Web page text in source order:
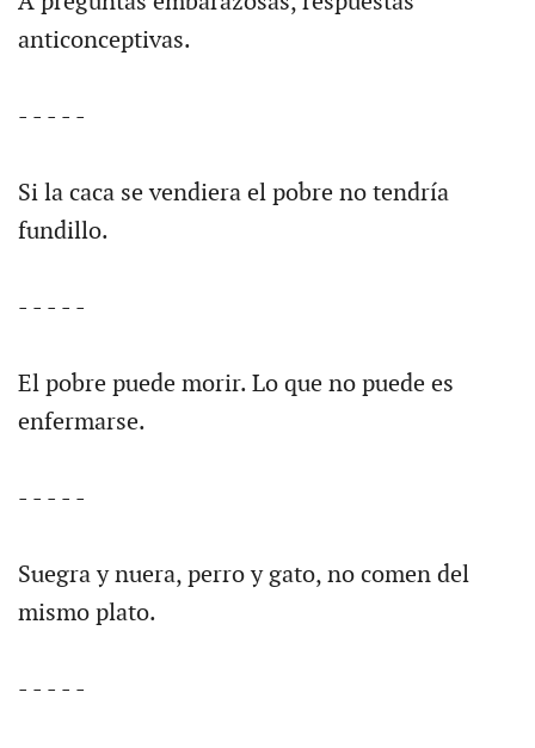
anticonceptivas.
- - - - -
Si la caca se vendiera el pobre no tendría
fundillo.
- - - - -
El pobre puede morir. Lo que no puede es
enfermarse.
- - - - -
Suegra y nuera, perro y gato, no comen del
mismo plato.
- - - - -